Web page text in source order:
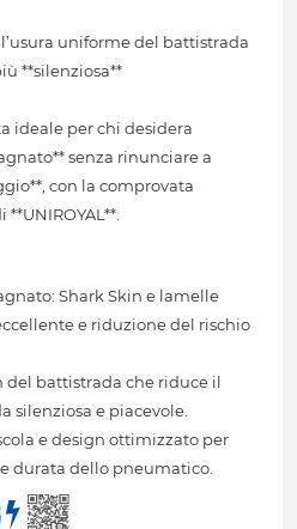
uniforme del battistrada
**silenziosa**
ideale per chi desidera
senza rinunciare a
con la comprovata
Shark Skin e lamelle
e riduzione del rischio
del battistrada che riduce il
silenziosa e piacevole.
e design ottimizzato per
durata dello pneumatico.